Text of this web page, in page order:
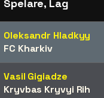
Spelare, Lag
Oleksandr Hladkyy
FC Kharkiv
Vasil Gigiadze
Kryvbas Kryvyi Rih